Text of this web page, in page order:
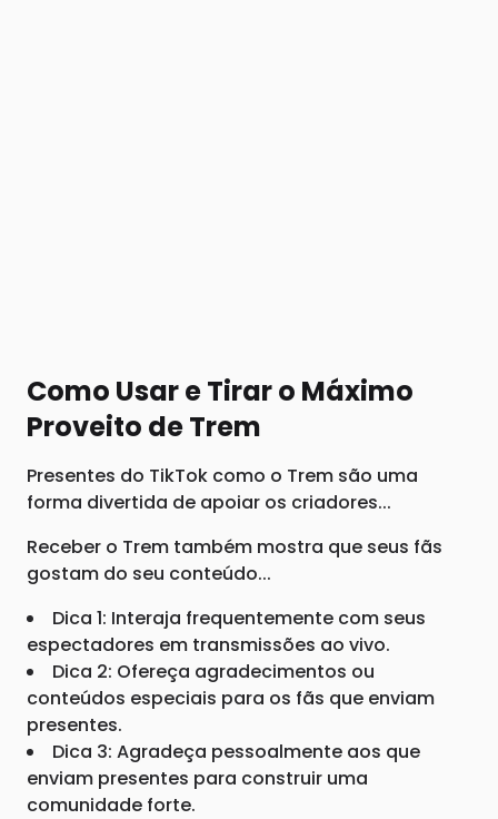
Como Usar e Tirar o Máximo
Proveito de Trem
Presentes do TikTok como o Trem são uma
forma divertida de apoiar os criadores...
Receber o Trem também mostra que seus fãs
gostam do seu conteúdo...
Dica 1: Interaja frequentemente com seus
espectadores em transmissões ao vivo.
Dica 2: Ofereça agradecimentos ou
conteúdos especiais para os fãs que enviam
presentes.
Dica 3: Agradeça pessoalmente aos que
enviam presentes para construir uma
comunidade forte.